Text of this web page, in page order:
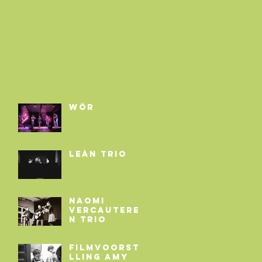
WÖR
LEÁN TRIO
NAOMI
VERCAUTERE
N TRIO
FILMVOORSTE
LLING AMY